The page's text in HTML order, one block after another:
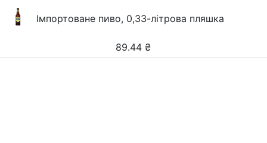
Імпортоване пиво, 0,33-літрова пляшка
89.44 ₴